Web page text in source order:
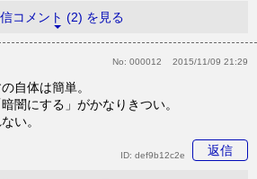
コメント (2) を見る
No: 000012 2015/11/09 21:29
自体は簡単。
闇にする」がかなりきつい。
い。
返信
ID: def9b12c2e